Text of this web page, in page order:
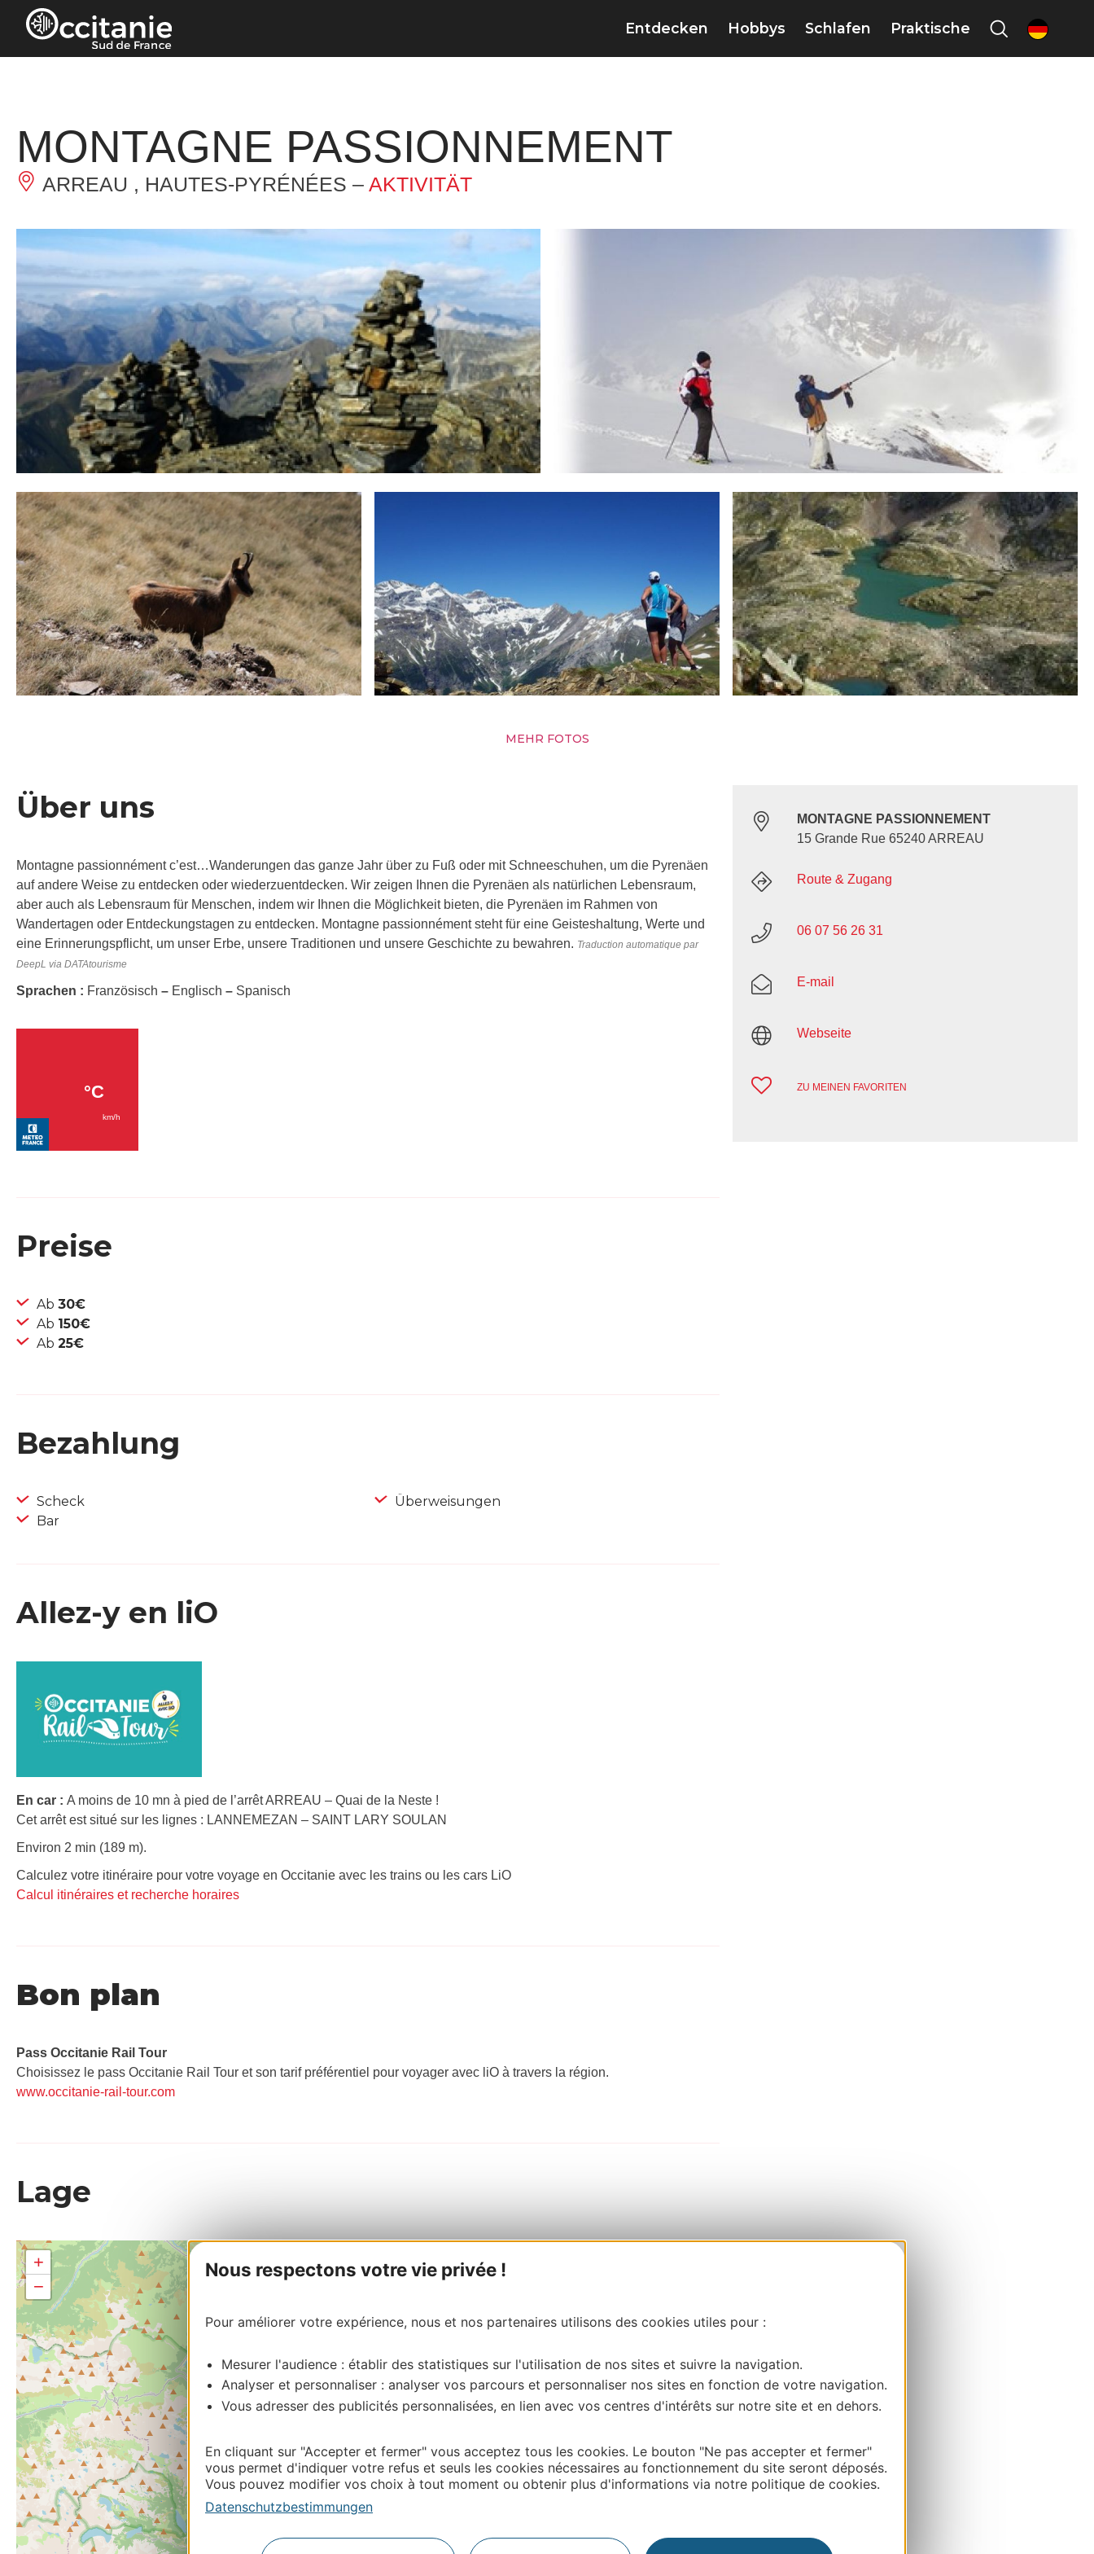
Cookie-Einstellungen
Nous respectons votre vie privée !
Pour améliorer votre expérience, nous et nos partenaires utilisons des cookies utiles pour :
Mesurer l'audience : établir des statistiques sur l'utilisation de nos sites et suivre la navigation.
Analyser et personnaliser : analyser vos parcours et personnaliser nos sites en fonction de votre navigation.
Vous adresser des publicités personnalisées, en lien avec vos centres d'intérêts sur notre site et en dehors.
En cliquant sur "Accepter et fermer" vous acceptez tous les cookies. Le bouton "Ne pas accepter et fermer"
vous permet d'indiquer votre refus et seuls les cookies nécessaires au fonctionnement du site seront déposés.
Vous pouvez modifier vos choix à tout moment ou obtenir plus d'informations via notre politique de cookies.
Datenschutzbestimmungen
Entdecken Hobbys Schlafen Praktische de
MONTAGNE PASSIONNEMENT
ARREAU , HAUTES-PYRÉNÉES – AKTIVITÄT
MEHR FOTOS
Über uns
Montagne passionnément c’est…Wanderungen das ganze Jahr über zu Fuß oder mit Schneeschuhen, um die Pyrenäen
auf andere Weise zu entdecken oder wiederzuentdecken. Wir zeigen Ihnen die Pyrenäen als natürlichen Lebensraum,
aber auch als Lebensraum für Menschen, indem wir Ihnen die Möglichkeit bieten, die Pyrenäen im Rahmen von
Wandertagen oder Entdeckungstagen zu entdecken. Montagne passionnément steht für eine Geisteshaltung, Werte und
eine Erinnerungspflicht, um unser Erbe, unsere Traditionen und unsere Geschichte zu bewahren. Traduction automatique par
DeepL via DATAtourisme
Sprachen : Französisch – Englisch – Spanisch
Preise
Ab 30€
Ab 150€
Ab 25€
Bezahlung
Scheck
Bar
Überweisungen
Allez-y en liO
En car : A moins de 10 mn à pied de l’arrêt ARREAU – Quai de la Neste !
Cet arrêt est situé sur les lignes : LANNEMEZAN – SAINT LARY SOULAN
Environ 2 min (189 m).
Calculez votre itinéraire pour votre voyage en Occitanie avec les trains ou les cars LiO
Calcul itinéraires et recherche horaires
Bon plan
Pass Occitanie Rail Tour​
Choisissez le pass Occitanie Rail Tour et son tarif préférentiel pour voyager avec liO à travers la région.
www.occitanie-rail-tour.com
Lage
+
−
MONTAGNE PASSIONNEMENT
15 Grande Rue 65240 ARREAU
Route & Zugang
06 07 56 26 31
E-mail
Webseite
ZU MEINEN FAVORITEN